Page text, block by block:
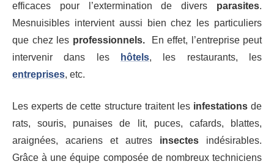
efficaces pour l’extermination de divers parasites.
Mesnuisibles intervient aussi bien chez les particuliers
que chez les professionnels.
En effet, l’entreprise peut
intervenir dans les
hôtels, les restaurants, les
entreprises, etc.
Les experts de cette structure traitent les infestationsde
rats, souris, punaises de lit, puces, cafards, blattes,
araignées, acariens et autres insectes indésirables.
Grâce à une équipe composée de nombreux techniciens